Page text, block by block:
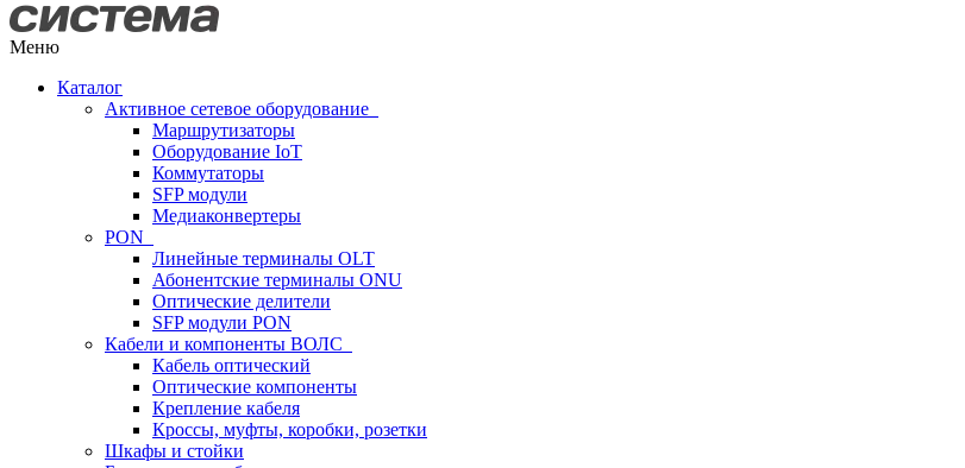
Меню
Каталог
Активное сетевое оборудование
Маршрутизаторы
Оборудование IoT
Коммутаторы
SFP модули
Медиаконвертеры
PON
Линейные терминалы OLT
Абонентские терминалы ONU
Оптические делители
SFP модули PON
Кабели и компоненты ВОЛС
Кабель оптический
Оптические компоненты
Крепление кабеля
Кроссы, муфты, коробки, розетки
Шкафы и стойки